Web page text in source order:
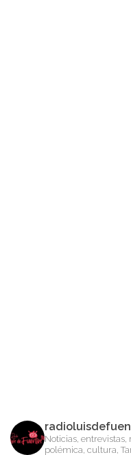
Noticias, entrevistas,
polémica, cultura,